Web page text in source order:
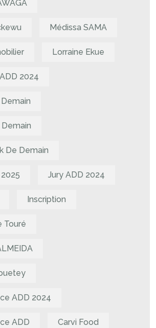
Médissa SAMA
Lorraine Ekue
2024
Demain
Demain
De Demain
Jury ADD 2024
Inscription
Touré
ADD 2024
ADD Carvi Food